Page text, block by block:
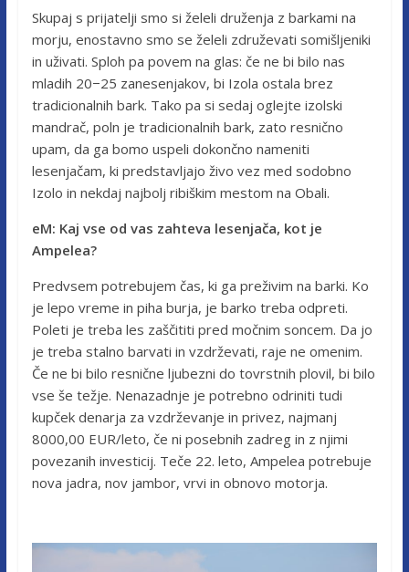
Skupaj s prijatelji smo si želeli druženja z barkami na
morju, enostavno smo se želeli združevati somišljeniki
in uživati. Sploh pa povem na glas: če ne bi bilo nas
mladih 20−25 zanesenjakov, bi Izola ostala brez
tradicionalnih bark. Tako pa si sedaj oglejte izolski
mandrač, poln je tradicionalnih bark, zato resnično
upam, da ga bomo uspeli dokončno nameniti
lesenjačam, ki predstavljajo živo vez med sodobno
Izolo in nekdaj najbolj ribiškim mestom na Obali.
eM: Kaj vse od vas zahteva lesenjača, kot je
Ampelea?
Predvsem potrebujem čas, ki ga preživim na barki. Ko
je lepo vreme in piha burja, je barko treba odpreti.
Poleti je treba les zaščititi pred močnim soncem. Da jo
je treba stalno barvati in vzdrževati, raje ne omenim.
Če ne bi bilo resnične ljubezni do tovrstnih plovil, bi bilo
vse še težje. Nenazadnje je potrebno odriniti tudi
kupček denarja za vzdrževanje in privez, najmanj
8000,00 EUR/leto, če ni posebnih zadreg in z njimi
povezanih investicij. Teče 22. leto, Ampelea potrebuje
nova jadra, nov jambor, vrvi in obnovo motorja.